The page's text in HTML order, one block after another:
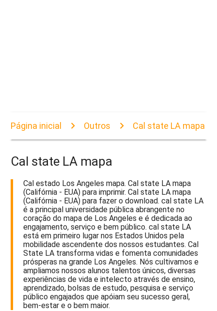
Página inicial Outros Cal state LA mapa
Cal state LA mapa
Cal estado Los Angeles mapa. Cal state LA mapa
(Califórnia - EUA) para imprimir. Cal state LA mapa
(Califórnia - EUA) para fazer o download. cal state LA
é a principal universidade pública abrangente no
coração do mapa de Los Angeles e é dedicada ao
engajamento, serviço e bem público. cal state LA
está em primeiro lugar nos Estados Unidos pela
mobilidade ascendente dos nossos estudantes. Cal
State LA transforma vidas e fomenta comunidades
prósperas na grande Los Angeles. Nós cultivamos e
ampliamos nossos alunos talentos únicos, diversas
experiências de vida e intelecto através de ensino,
aprendizado, bolsas de estudo, pesquisa e serviço
público engajados que apóiam seu sucesso geral,
bem-estar e o bem maior.